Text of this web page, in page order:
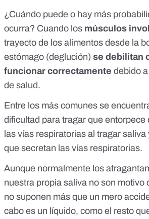
¿Cuándo puede o hay más
ocurra? Cuando los músculos
trayecto de los alimentos desde la
estómago (deglución) se debilitan
funcionar correctamente debido
de salud.
Entre los más comunes se
dificultad para tragar que entorpece
las vías respiratorias al tragar
que secretan las vías respiratorias.
Aunque normalmente los
nuestra propia saliva no son motivo
no suponen más que un mero
cabo es un líquido, como el resto